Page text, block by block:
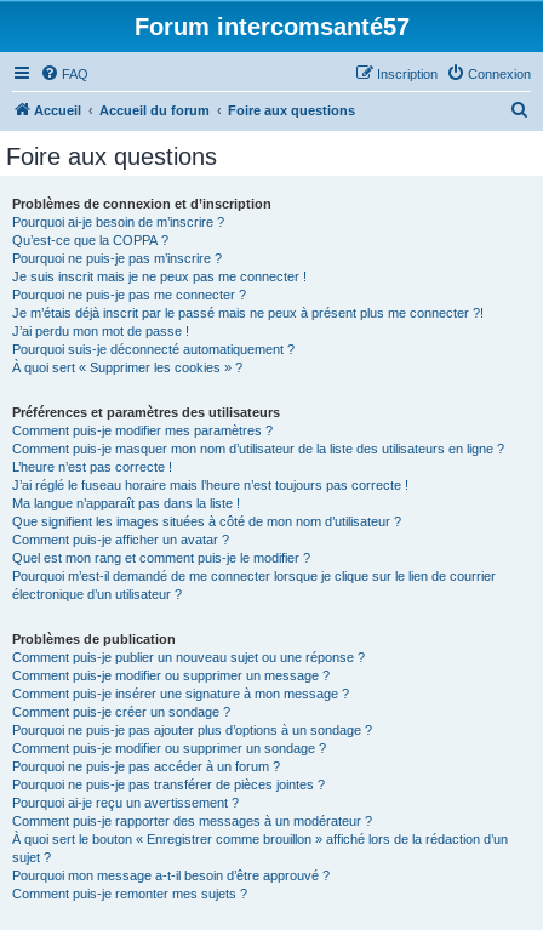
Forum intercomsanté57
FAQ Connexion
Inscription
Accueil Accueil du forum Foire aux questions
Foire aux questions
Problèmes de connexion et d’inscription
Pourquoi ai-je besoin de m’inscrire ?
Qu’est-ce que la COPPA ?
Pourquoi ne puis-je pas m’inscrire ?
Je suis inscrit mais je ne peux pas me connecter !
Pourquoi ne puis-je pas me connecter ?
Je m’étais déjà inscrit par le passé mais ne peux à présent plus me connecter ?!
J’ai perdu mon mot de passe !
Pourquoi suis-je déconnecté automatiquement ?
À quoi sert « Supprimer les cookies » ?
Préférences et paramètres des utilisateurs
Comment puis-je modifier mes paramètres ?
Comment puis-je masquer mon nom d’utilisateur de la liste des utilisateurs en ligne ?
L’heure n’est pas correcte !
J’ai réglé le fuseau horaire mais l’heure n’est toujours pas correcte !
Ma langue n’apparaît pas dans la liste !
Que signifient les images situées à côté de mon nom d’utilisateur ?
Comment puis-je afficher un avatar ?
Quel est mon rang et comment puis-je le modifier ?
Pourquoi m’est-il demandé de me connecter lorsque je clique sur le lien de courrier
électronique d’un utilisateur ?
Problèmes de publication
Comment puis-je publier un nouveau sujet ou une réponse ?
Comment puis-je modifier ou supprimer un message ?
Comment puis-je insérer une signature à mon message ?
Comment puis-je créer un sondage ?
Pourquoi ne puis-je pas ajouter plus d’options à un sondage ?
Comment puis-je modifier ou supprimer un sondage ?
Pourquoi ne puis-je pas accéder à un forum ?
Pourquoi ne puis-je pas transférer de pièces jointes ?
Pourquoi ai-je reçu un avertissement ?
Comment puis-je rapporter des messages à un modérateur ?
À quoi sert le bouton « Enregistrer comme brouillon » affiché lors de la rédaction d’un
sujet ?
Pourquoi mon message a-t-il besoin d’être approuvé ?
Comment puis-je remonter mes sujets ?